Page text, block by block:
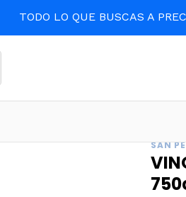
TODO LO QUE BUSCAS A
SAN